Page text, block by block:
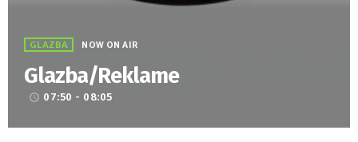
GLAZBA NOW ON AIR
Glazba/Reklame
access_time 07:50 - 08:05